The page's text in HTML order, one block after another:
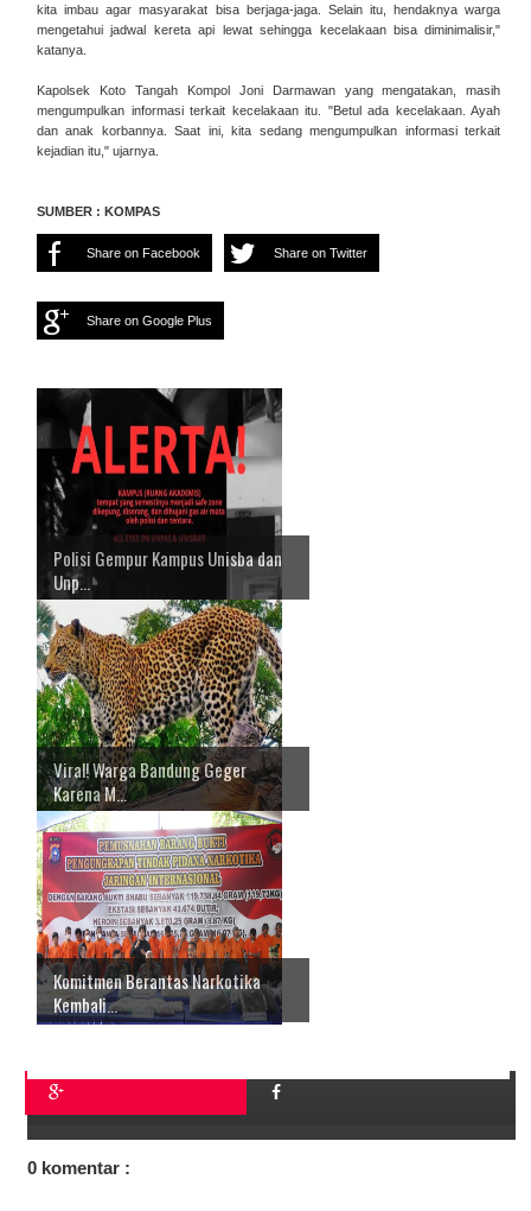
kita imbau agar masyarakat bisa berjaga-jaga. Selain itu, hendaknya warga
mengetahui jadwal kereta api lewat sehingga kecelakaan bisa diminimalisir,"
katanya.
Kapolsek Koto Tangah Kompol Joni Darmawan yang mengatakan, masih
mengumpulkan informasi terkait kecelakaan itu. "Betul ada kecelakaan. Ayah
dan anak korbannya. Saat ini, kita sedang mengumpulkan informasi terkait
kejadian itu," ujarnya.
SUMBER : KOMPAS
Share on Facebook Share on Twitter
Share on Google Plus
Polisi Gempur Kampus Unisba dan
Unp...
Viral! Warga Bandung Geger
Karena M...
Komitmen Berantas Narkotika
Kembali...
0 komentar :